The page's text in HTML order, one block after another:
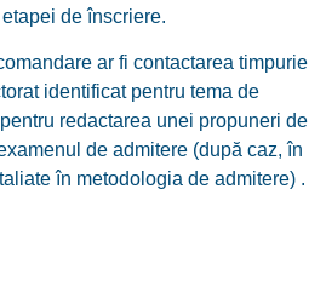
de înscriere.
ar fi contactarea timpurie
identificat pentru tema de
redactarea unei propuneri de
de admitere (după caz, în
în metodologia de admitere) .